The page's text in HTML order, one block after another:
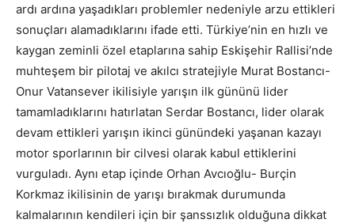
ardı ardına yaşadıkları problemler nedeniyle arzu ettikleri
sonuçları alamadıklarını ifade etti. Türkiye’nin en hızlı ve
kaygan zeminli özel etaplarına sahip Eskişehir Rallisi’nde
muhteşem bir pilotaj ve akılcı stratejiyle Murat Bostancı-
Onur Vatansever ikilisiyle yarışın ilk gününü lider
tamamladıklarını hatırlatan Serdar Bostancı, lider olarak
devam ettikleri yarışın ikinci günündeki yaşanan kazayı
motor sporlarının bir cilvesi olarak kabul ettiklerini
vurguladı. Aynı etap içinde Orhan Avcıoğlu- Burçin
Korkmaz ikilisinin de yarışı bırakmak durumunda
kalmalarının kendileri için bir şanssızlık olduğuna dikkat